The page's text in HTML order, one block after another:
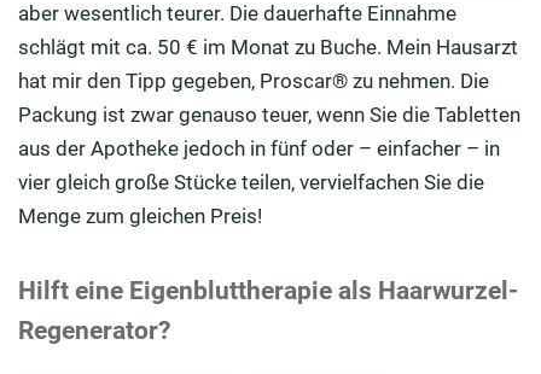
aber wesentlich teurer. Die dauerhafte Einnahme
schlägt mit ca. 50 € im Monat zu Buche. Mein Hausarzt
hat mir den Tipp gegeben, Proscar® zu nehmen. Die
Packung ist zwar genauso teuer, wenn Sie die Tabletten
aus der Apotheke jedoch in fünf oder – einfacher – in
vier gleich große Stücke teilen, vervielfachen Sie die
Menge zum gleichen Preis!
Hilft eine Eigenbluttherapie als Haarwurzel-
Regenerator?